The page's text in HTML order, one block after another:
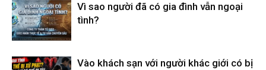
Vì sao người đã có gia đình vẫn ngoại
tình?
Vào khách sạn với người khác giới có bị